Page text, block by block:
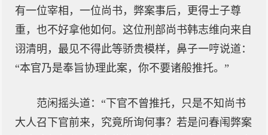
有一位宰相，一位尚书，弊案事后，更得士子尊
重，也不好拿他如何。这位刑部尚书韩志维向来自
诩清明，最见不得此等骄贵模样，鼻子一哼说道：
“本官乃是奉旨协理此案，你不要诸般推托。”
范闲摇头道：“下官不曾推托，只是不知尚书
大人召下官前来，究竟所询何事？若是问春闱弊案